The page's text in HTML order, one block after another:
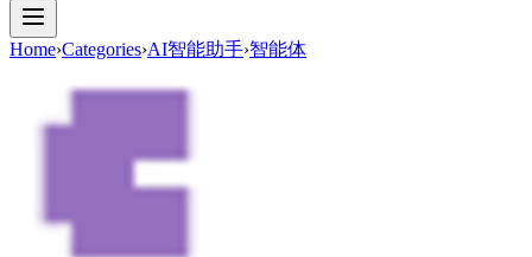
Home›Categories›AI智能助手›智能体